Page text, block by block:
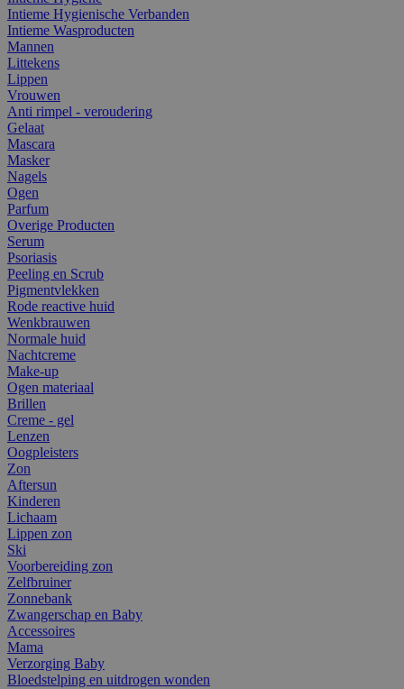
Intieme Hygienische Verbanden
Intieme Wasproducten
Mannen
Littekens
Lippen
Vrouwen
Anti rimpel - veroudering
Gelaat
Mascara
Masker
Nagels
Ogen
Parfum
Overige Producten
Serum
Psoriasis
Peeling en Scrub
Pigmentvlekken
Rode reactive huid
Wenkbrauwen
Normale huid
Nachtcreme
Make-up
Ogen materiaal
Brillen
Creme - gel
Lenzen
Oogpleisters
Zon
Aftersun
Kinderen
Lichaam
Lippen zon
Ski
Voorbereiding zon
Zelfbruiner
Zonnebank
Zwangerschap en Baby
Accessoires
Mama
Verzorging Baby
Bloedstelping en uitdrogen wonden